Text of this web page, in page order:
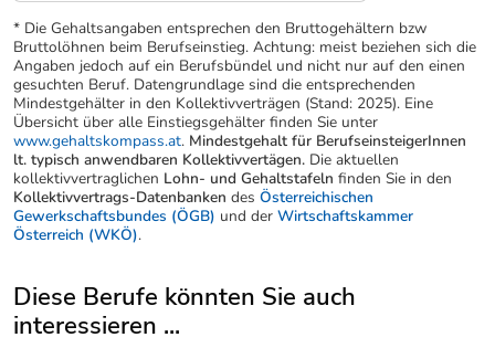
* Die Gehaltsangaben entsprechen den Bruttogehältern bzw
Bruttolöhnen beim Berufseinstieg. Achtung: meist beziehen sich die
Angaben jedoch auf ein Berufsbündel und nicht nur auf den einen
gesuchten Beruf. Datengrundlage sind die entsprechenden
Mindestgehälter in den Kollektivverträgen (Stand: 2025). Eine
Übersicht über alle Einstiegsgehälter finden Sie unter
www.gehaltskompass.at. Mindestgehalt für BerufseinsteigerInnen
lt. typisch anwendbaren Kollektivvertägen. Die aktuellen
kollektivvertraglichen Lohn- und Gehaltstafeln finden Sie in den
Kollektivvertrags-Datenbanken des Österreichischen
Gewerkschaftsbundes (ÖGB) und der Wirtschaftskammer
Österreich (WKÖ).
Diese Berufe könnten Sie auch
interessieren ...